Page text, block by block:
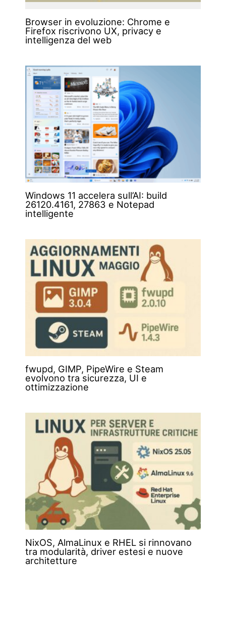
Browser in evoluzione: Chrome e
Firefox riscrivono UX, privacy e
intelligenza del web
Windows 11 accelera sull’AI: build
26120.4161, 27863 e Notepad
intelligente
fwupd, GIMP, PipeWire e Steam
evolvono tra sicurezza, UI e
ottimizzazione
NixOS, AlmaLinux e RHEL si rinnovano
tra modularità, driver estesi e nuove
architetture